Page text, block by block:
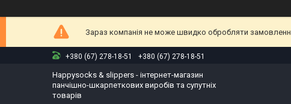
Зараз компанія не може швидко обробляти
+380 (67) 278-18-51 +380 (67) 278-18-51
Happysocks & slippers - інтернет-магазин
панчішно-шкарпеткових виробів та супутніх
товарів